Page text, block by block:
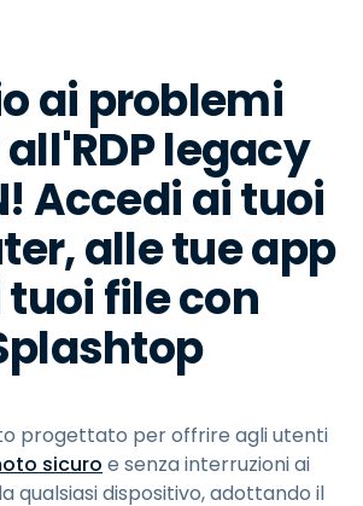
ai problemi
legacy
Accedi ai tuoi
alle tue app
tuoi file con
progettato per offrire agli utenti
sicuro e senza interruzioni ai
qualsiasi dispositivo, adottando il